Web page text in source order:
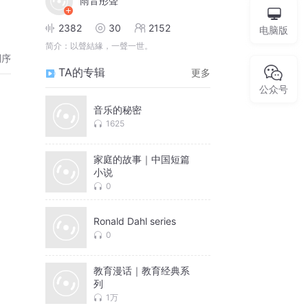
2382 30 2152
简介： 以聲結緣，一聲一世。
TA的专辑 更多
音乐的秘密
1625
家庭的故事｜中国短篇
小说
0
Ronald Dahl series
0
教育漫话｜教育经典系
列
1万
电脑版
公众号